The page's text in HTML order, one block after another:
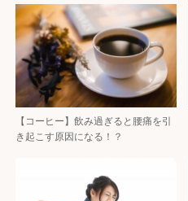
【コーヒー】飲み過ぎると腰痛を引
き起こす原因になる！？